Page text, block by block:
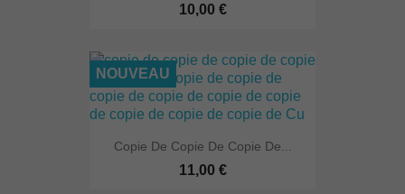
10,00 €
Copie De Copie De Copie De...
11,00 €
NOUVEAU